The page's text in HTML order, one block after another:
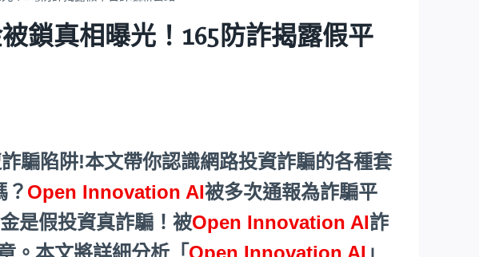
鎖真相曝光！165防詐揭露假平
騙陷阱!本文帶你認識網路投資詐騙的各種套
？ Open Innovation AI被多次通報為詐騙平
是假投資真詐騙！被Open Innovation AI詐
。本文將詳細分析「 Open Innovation AI 」